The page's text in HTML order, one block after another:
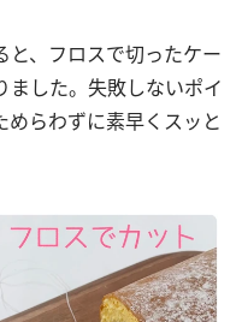
、フロスで切ったケー
ました。失敗しないポイ
らわずに素早くスッと